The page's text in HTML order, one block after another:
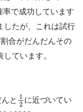
率で成功しています
したが、これは試行
合がだんだんその
ています。
と 1
2
に近づいてい